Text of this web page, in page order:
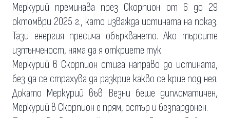
Меркурий преминава през Скорпион от 6 до 29
октомври 2025 г., като изважда истината на показ.
Тази енергия пресича объркването. Ако търсите
изтънченост, няма да я откриете тук.
Меркурий в Скорпион стига направо до истината,
без да се страхува да разкрие какво се крие под нея.
Докато Меркурий във Везни беше дипломатичен,
Меркурий в Скорпион е прям, остър и безпардонен.